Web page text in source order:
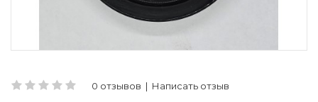
0 отзывов | Написать отзыв